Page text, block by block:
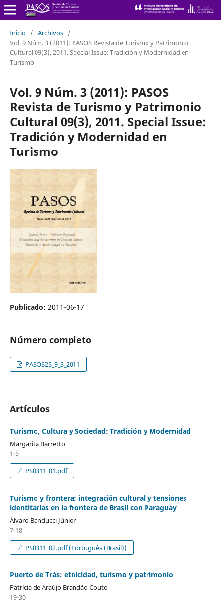
Inicio / Archivos /
Vol. 9 Núm. 3 (2011): PASOS Revista de Turismo y Patrimonio
Cultural 09(3), 2011. Special Issue: Tradición y Modernidad en
Turismo
Vol. 9 Núm. 3 (2011): PASOS
Revista de Turismo y Patrimonio
Cultural 09(3), 2011. Special Issue:
Tradición y Modernidad en
Turismo
Publicado: 2011-06-17
Número completo
PASOS25_9_3_2011
Artículos
Turismo, Cultura y Sociedad: Tradición y Modernidad
Margarita Barretto
1-5
PS0311_01.pdf
Turismo y frontera: integración cultural y tensiones
identitarias en la frontera de Brasil con Paraguay
Álvaro Banducci Júnior
7-18
PS0311_02.pdf (Português (Brasil))
Puerto de Trás: etnicidad, turismo y patrimonio
Patrícia de Araújo Brandão Couto
19-30